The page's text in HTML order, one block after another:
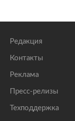
Редакция
Контакты
Реклама
Пресс-релизы
Техподдержка